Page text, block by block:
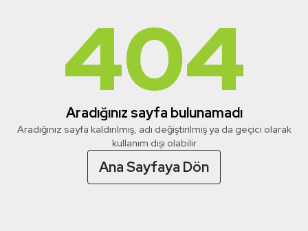
404
Aradığınız sayfa bulunamadı
Aradığınız sayfa kaldırılmış, adı değiştirilmiş ya da geçici olarak
kullanım dışı olabilir
Ana Sayfaya Dön